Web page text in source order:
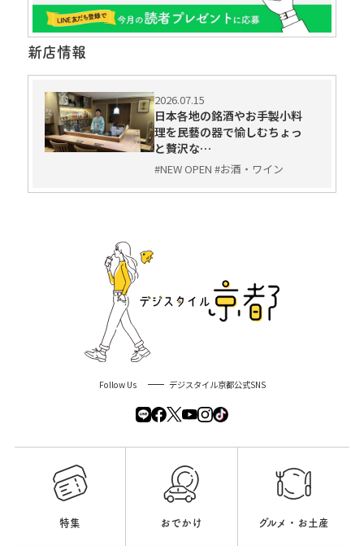
新店情報
2026.07.15
日本各地の銘酒やお手製小料
理を民藝の器で愉しむちょっ
と贅沢な…
#NEW OPEN #お酒・ワイン
Follow Us デジスタイル京都公式SNS
特集 おでかけ グルメ・お土産